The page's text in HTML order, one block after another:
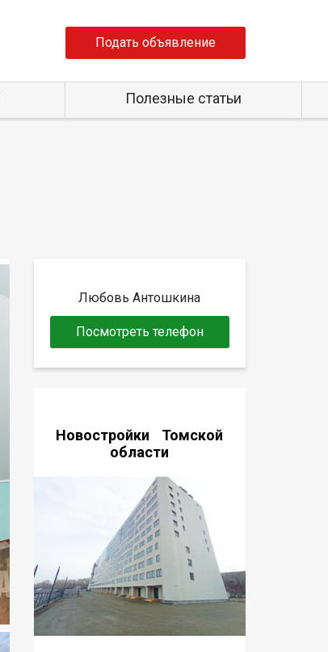
Подать объявление
Полезные статьи
Любовь Антошкина
Посмотреть телефон
Новостройки Томской
области